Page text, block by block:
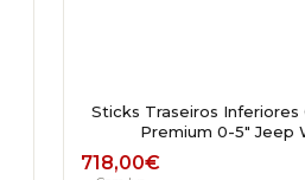
Sticks Traseiros Inferiores
Premium 0-5" Jeep
718,00€